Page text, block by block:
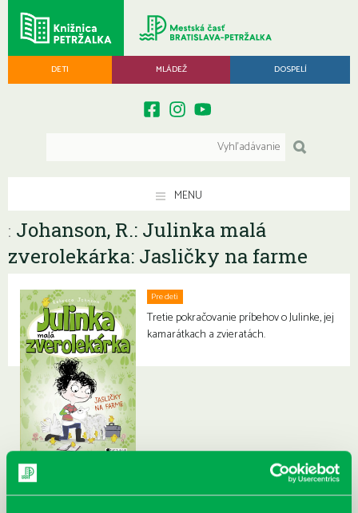
DETI MLÁDEŽ DOSPELÍ
MENU
: Johanson, R.: Julinka malá
zverolekárka: Jasličky na farme
Pre deti
Tretie pokračovanie príbehov o Julinke, jej
kamarátkach a zvieratách.